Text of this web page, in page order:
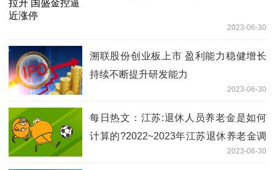
2023-06-30
溯联股份创业板上市 盈利能力稳健增长
持续不断提升研发能力
2023-06-30
每日热文：江苏:退休人员养老金是如何
计算的?2022~2023年江苏退休养老金调
2023-06-30